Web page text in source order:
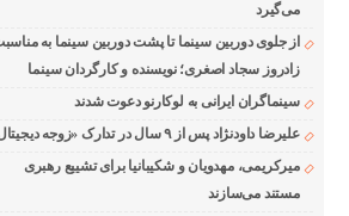
می‌گیرد
از جلوی دوربین سینما تا پشت دوربین سینما به
زادروز سجاد اصغری؛ نویسنده و کارگردان سینما
سینماگران ایرانی به لوکارنو دعوت شدند
علیرضا داودنژاد پس از ۹ سال در تدارک «زوجه دیجیتال»
میرکریمی، مهدویان و شکیبانیا برای تشییع رهبری
مستند می‌سازند